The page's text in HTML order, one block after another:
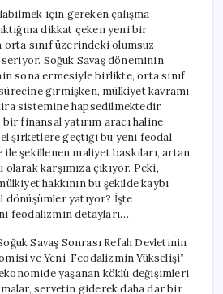
Süresi
Dört
Katına
Çıktı:
Kapitalizm
Orta
Sınıfı
Yok
Mu
Ediyor?
için
için gereken çalışma
dikkat çeken yeni bir
sınıf üzerindeki olumsuz
Soğuk Savaş döneminin
sona ermesiyle birlikte, orta sınıf
girmişken, mülkiyet kavramı
sistemine hapsedilmektedir.
bir finansal yatırım aracı haline
şirketlere geçtiği bu yeni feodal
ile şekillenen maliyet baskıları, artan
karşımıza çıkıyor. Peki,
hakkının bu şekilde kaybı
dönüşümler yatıyor? İşte
feodalizmin detayları…
Savaş Sonrası Refah Devletinin
ve Yeni-Feodalizmin Yükselişi”
ekonomide yaşanan köklü değişimleri
servetin giderek daha dar bir